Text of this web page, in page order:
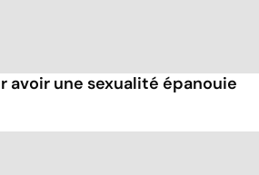
avoir une sexualité épanouie